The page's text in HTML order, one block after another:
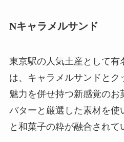
Nキャラメルサンド
東京駅の人気土産として有
は、キャラメルサンドとク
魅力を併せ持つ新感覚のお
バターと厳選した素材を使
と和菓子の粋が融合されて